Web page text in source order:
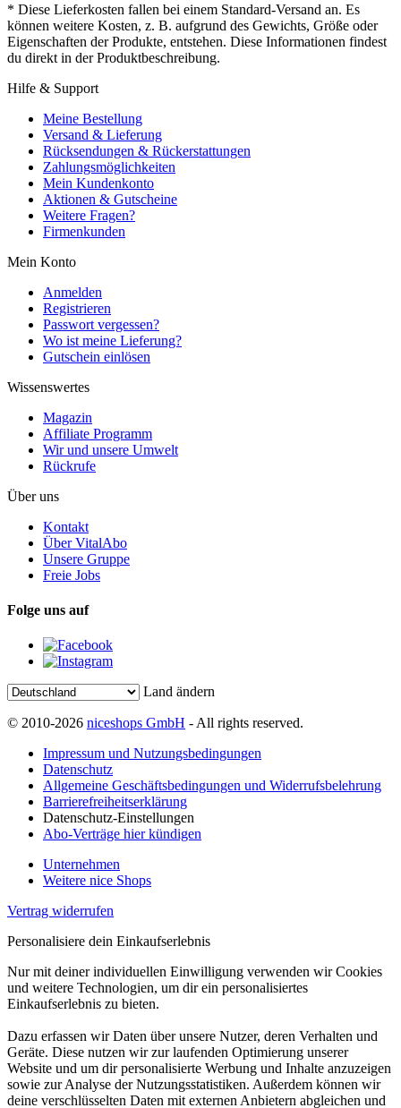
* Diese Lieferkosten fallen bei einem Standard-Versand an. Es
können weitere Kosten, z. B. aufgrund des Gewichts, Größe oder
Eigenschaften der Produkte, entstehen. Diese Informationen findest
du direkt in der Produktbeschreibung.
Hilfe & Support
Meine Bestellung
Versand & Lieferung
Rücksendungen & Rückerstattungen
Zahlungsmöglichkeiten
Mein Kundenkonto
Aktionen & Gutscheine
Weitere Fragen?
Firmenkunden
Mein Konto
Anmelden
Registrieren
Passwort vergessen?
Wo ist meine Lieferung?
Gutschein einlösen
Wissenswertes
Magazin
Affiliate Programm
Wir und unsere Umwelt
Rückrufe
Über uns
Kontakt
Über VitalAbo
Unsere Gruppe
Freie Jobs
Folge uns auf
Land ändern
© 2010-2026 niceshops GmbH - All rights reserved.
Impressum und Nutzungsbedingungen
Datenschutz
Allgemeine Geschäftsbedingungen und Widerrufsbelehrung
Barrierefreiheitserklärung
Datenschutz-Einstellungen
Abo-Verträge hier kündigen
Unternehmen
Weitere nice Shops
Vertrag widerrufen
Personalisiere dein Einkaufserlebnis
Nur mit deiner individuellen Einwilligung verwenden wir Cookies
und weitere Technologien, um dir ein personalisiertes
Einkaufserlebnis zu bieten.
Dazu erfassen wir Daten über unsere Nutzer, deren Verhalten und
Geräte. Diese nutzen wir zur laufenden Optimierung unserer
Website und um dir personalisierte Werbung und Inhalte anzuzeigen
sowie zur Analyse der Nutzungsstatistiken. Außerdem können wir
deine verschlüsselten Daten mit externen Anbietern abgleichen und